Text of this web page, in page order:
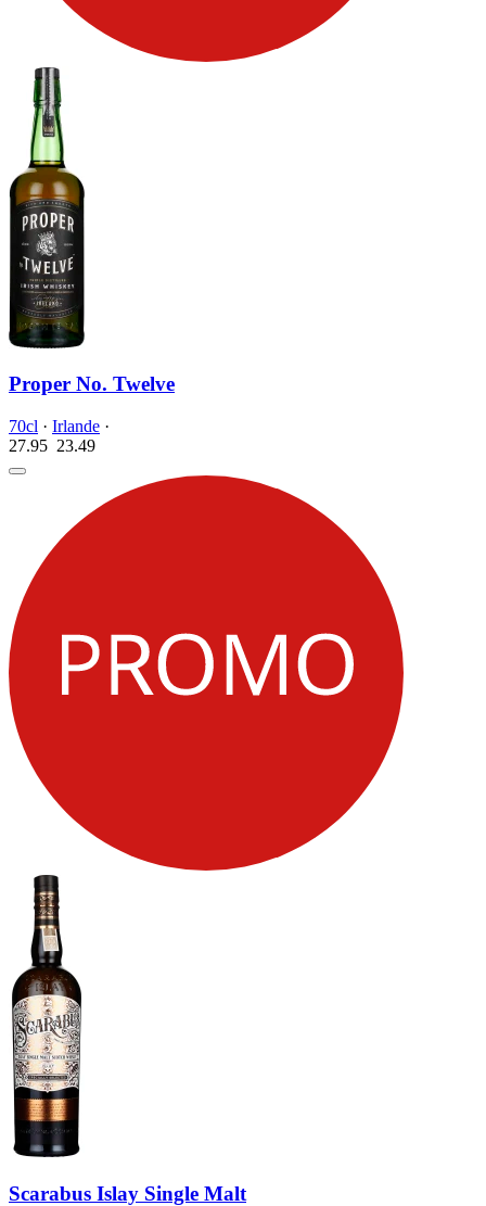
Proper No. Twelve
70cl · Irlande ·
27.95 23.49
Scarabus Islay Single Malt